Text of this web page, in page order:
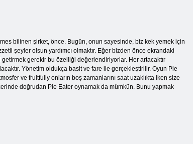
bilinen şirket, önce. Bugün, onun sayesinde, biz kek yemek için
şeyler olsun yardımcı olmaktır. Eğer bizden önce ekrandaki
gerekir bu özelliği değerlendiriyorlar. Her artacaktır
Yönetim oldukça basit ve fare ile gerçekleştirilir. Oyun Pie
ve fruitfully onların boş zamanlarını saat uzaklıkta iken size
doğrudan Pie Eater oynamak da mümkün. Bunu yapmak